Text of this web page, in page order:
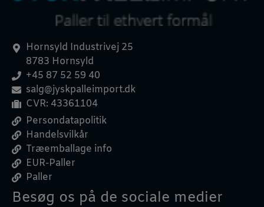
Hornsyld Industrivej 25
8783 Hornsyld
+45 87 52 59 40
salg@jyskpalleimport.dk
CVR: 43361104
Persondatapolitik
Handelsvilkår
Træemballage info
EUR-Paller
Paller
Besøg os på de sociale medier